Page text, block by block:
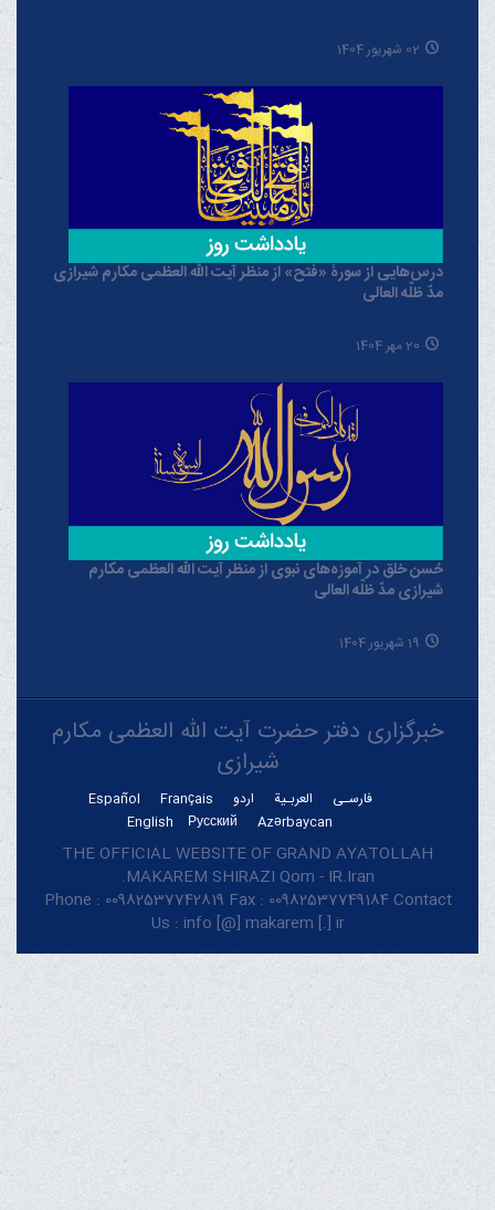
02 شهریور 1404
درس‌هایی از سورۀ «فتح» از منظر آیت الله العظمی مکارم شیرازی
مدّ ظلّه العالی
20 مهر 1404
حُسن خلق در آموزه‌های نبوی از منظر آیت الله العظمی مکارم
شیرازی مدّ ظلّه العالی
19 شهریور 1404
خبرگزاری دفتر حضرت آیت الله العظمی مکارم
شیرازی
فارسـی العربـیة اردو Français
Español
Azərbaycan
Русский
English
THE OFFICIAL WEBSITE OF GRAND AYATOLLAH
MAKAREM SHIRAZI Qom - IR.Iran.
Phone : 00982537742819 Fax : 00982537749184 Contact
Us : info [@] makarem [.] ir